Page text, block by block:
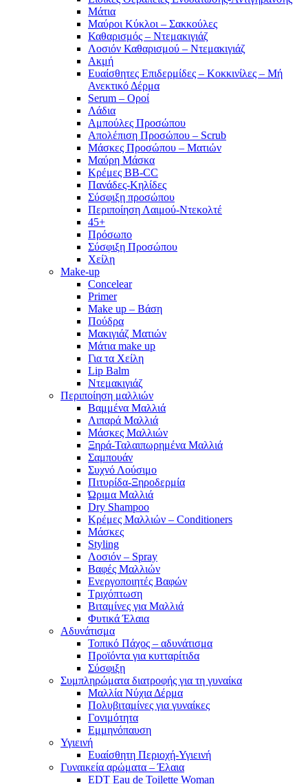
Μάτια
Μαύροι Κύκλοι – Σακκούλες
Καθαρισμός – Ντεμακιγιάζ
Λοσιόν Καθαρισμού – Ντεμακιγιάζ
Ακμή
Ευαίσθητες Επιδερμίδες – Κοκκινίλες – Μή
Ανεκτικό Δέρμα
Serum – Οροί
Λάδια
Αμπούλες Προσώπου
Απολέπιση Προσώπου – Scrub
Μάσκες Προσώπου – Ματιών
Μαύρη Μάσκα
Κρέμες BB-CC
Πανάδες-Κηλίδες
Σύσφιξη προσώπου
Περιποίηση Λαιμού-Ντεκολτέ
45+
Πρόσωπο
Σύσφιξη Προσώπου
Χείλη
Make-up
Concelear
Primer
Make up – Βάση
Πούδρα
Μακιγιάζ Ματιών
Μάτια make up
Για τα Χείλη
Lip Balm
Ντεμακιγιάζ
Περιποίηση μαλλιών
Βαμμένα Μαλλιά
Λιπαρά Μαλλιά
Μάσκες Μαλλιών
Ξηρά-Ταλαιπωρημένα Μαλλιά
Σαμπουάν
Συχνό Λούσιμο
Πιτυρίδα-Ξηροδερμία
Ώριμα Μαλλιά
Dry Shampoo
Κρέμες Μαλλιών – Conditioners
Μάσκες
Styling
Λοσιόν – Spray
Βαφές Μαλλιών
Ενεργοποιητές Βαφών
Τριχόπτωση
Βιταμίνες για Μαλλιά
Φυτικά Έλαια
Αδυνάτισμα
Τοπικό Πάχος – αδυνάτισμα
Προϊόντα για κυτταρίτιδα
Σύσφιξη
Συμπληρώματα διατροφής για τη γυναίκα
Μαλλία Νύχια Δέρμα
Πολυβιταμίνες για γυναίκες
Γονιμότητα
Εμμηνόπαυση
Υγιεινή
Ευαίσθητη Περιοχή-Υγιεινή
Γυναικεία αρώματα – Έλαια
EDT Eau de Toilette Woman